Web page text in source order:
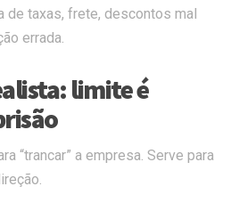
de taxas, frete, descontos mal
errada.
limite é
“trancar” a empresa. Serve para